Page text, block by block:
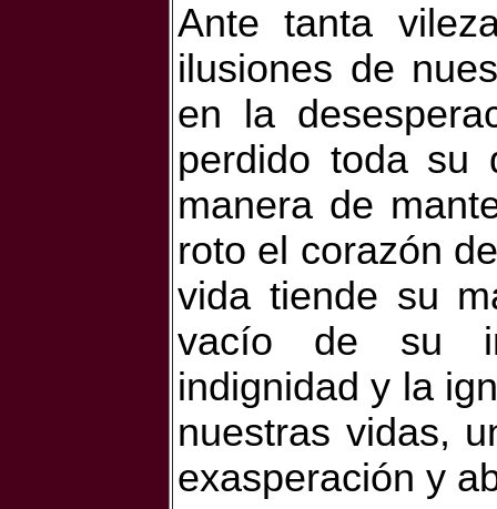
Ante tanta
ilusiones de
en la
perdido toda su
manera de
roto el corazón
vida tiende su
vacío de su
indignidad y la
nuestras vidas,
exasperación y